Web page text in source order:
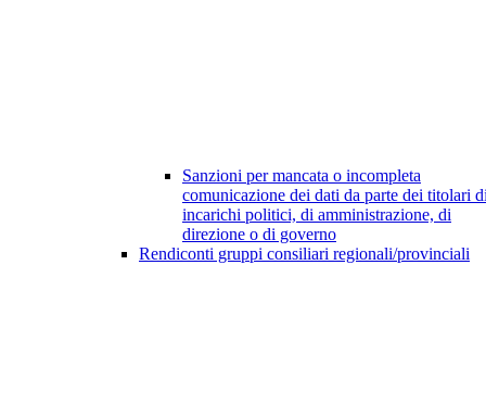
Sanzioni per mancata o incompleta
comunicazione dei dati da parte dei titolari
incarichi politici, di amministrazione, di
direzione o di governo
Rendiconti gruppi consiliari regionali/provinciali